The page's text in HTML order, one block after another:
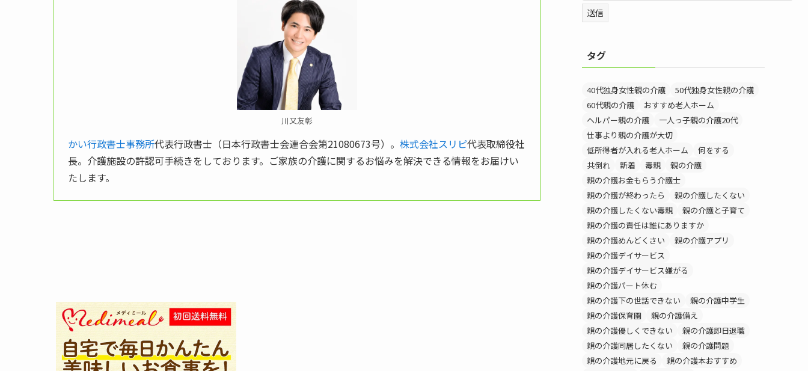
川又友彰
かい行政書士事務所代表行政書士（日本行政書士会連合会第21080673号）。 株式会社スリピ代表取締役社
長。介護施設の許認可手続きをしております。ご家族の介護に関するお悩みを解決できる情報をお届けい
たします。
タグ
40代独身女性親の介護
50代独身女性親の介護
60代親の介護
おすすめ老人ホーム
ヘルパー親の介護
一人っ子親の介護20代
仕事より親の介護が大切
低所得者が入れる老人ホーム
何をする
共倒れ
新着 毒親
親の介護
親の介護お金もらう介護士
親の介護が終わったら
親の介護したくない
親の介護したくない毒親
親の介護と子育て
親の介護の責任は誰にありますか
親の介護めんどくさい
親の介護アプリ
親の介護デイサービス
親の介護デイサービス嫌がる
親の介護パート休む
親の介護下の世話できない
親の介護中学生
親の介護保育園
親の介護備え
親の介護優しくできない
親の介護即日退職
親の介護同居したくない
親の介護問題
親の介護地元に戻る
親の介護本おすすめ